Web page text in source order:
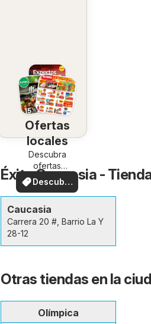
Ofertas
locales
Descubra
ofertas
especiales
Descubre
ofertas
Éxito Caucasia -
Caucasia
Carrera 20 #, Barrio La Y
28-12
Otras tiendas en la
Olímpica